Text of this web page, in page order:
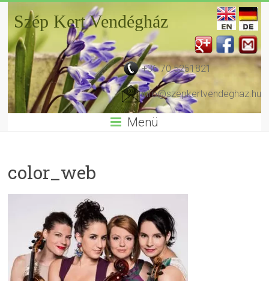
Szép Kert Vendégház
+36 70 5251821
info@szepkertvendeghaz.hu
Menü
color_web